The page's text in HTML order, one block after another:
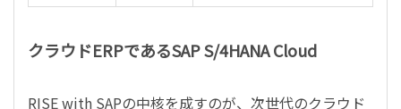
クラウドERPであるSAP S/4HANA Cloud
RISE with SAPの中核を成すのが、次世代のクラウド